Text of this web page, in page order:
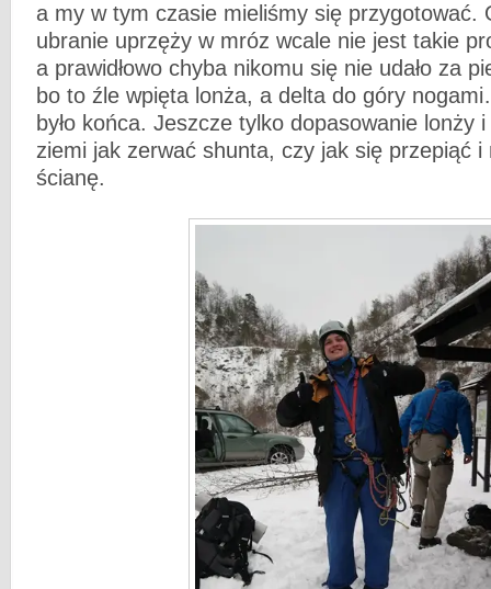
a my w tym czasie mieliśmy się przygotować.
ubranie uprzęży w mróz wcale nie jest takie
a prawidłowo chyba nikomu się nie udało za
bo to źle wpięta lonża, a delta do góry
było końca. Jeszcze tylko dopasowanie lonży
ziemi jak zerwać shunta, czy jak się przepiąć
ścianę.